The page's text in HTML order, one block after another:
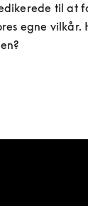
til at
egne vilkår.